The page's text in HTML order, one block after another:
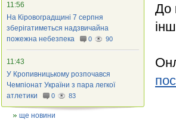
До
11:56
На Кіровоградщині 7 серпня
зберігатиметься надзвичайна
пожежна небезпека
0 90
11:43
У Кропивницькому розпочався
Чемпіонат України з пара легкої
атлетики
0 83
ще новини